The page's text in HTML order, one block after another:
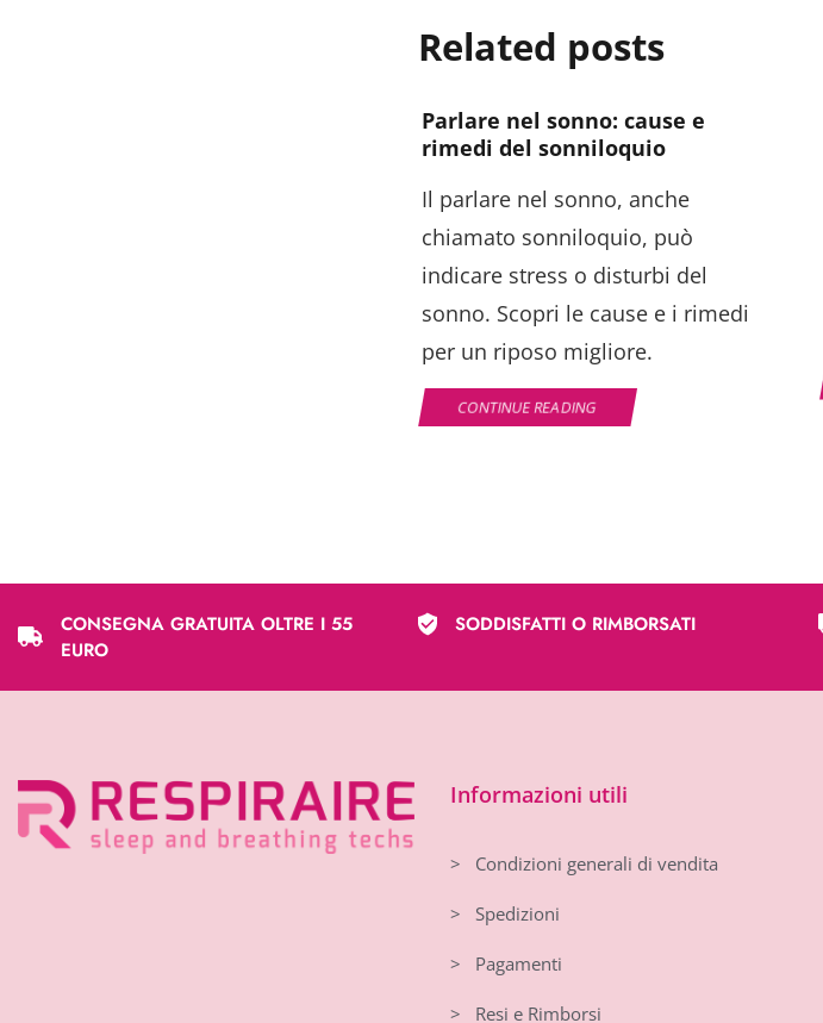
Related posts
Parlare nel sonno: cause e
rimedi del sonniloquio
Il parlare nel sonno, anche
chiamato sonniloquio, può
indicare stress o disturbi del
sonno. Scopri le cause e i rimedi
per un riposo migliore.
CONTINUE READING
CONSEGNA GRATUITA OLTRE I 55
EURO
SODDISFATTI O RIMBORSATI
Informazioni utili
> Condizioni generali di vendita
> Spedizioni
> Pagamenti
> Resi e Rimborsi